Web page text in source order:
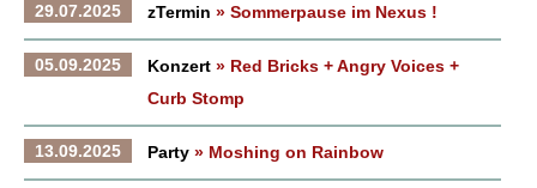
29.07.2025 zTermin » Sommerpause im Nexus !
05.09.2025 Konzert » Red Bricks + Angry Voices +
Curb Stomp
13.09.2025 Party » Moshing on Rainbow